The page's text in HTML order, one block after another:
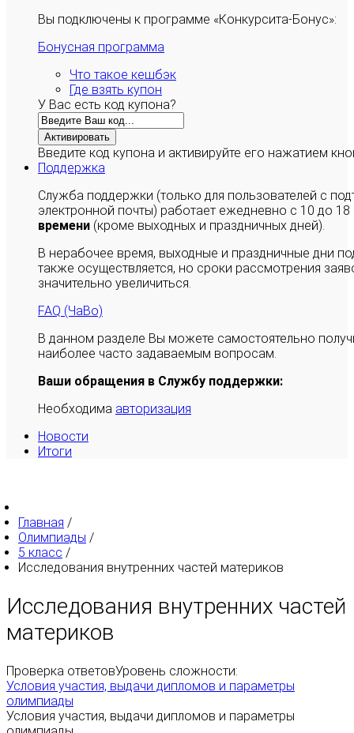
Вы подключены к программе «Конкурсита-Бонус»:
Бонусная программа
Что такое кешбэк
Где взять купон
У Вас есть код купона?
Активировать
Введите код купона и активируйте его нажатием
Поддержка
Служба поддержки (только для пользователей с
электронной почты) работает ежедневно с 10 до
времени (кроме выходных и праздничных дней).
В нерабочее время, выходные и праздничные дни
также осуществляется, но сроки рассмотрения
значительно увеличиться.
FAQ (ЧаВо)
В данном разделе Вы можете самостоятельно
наиболее часто задаваемым вопросам.
Ваши обращения в Службу поддержки:
Необходима авторизация
Новости
Итоги
Главная /
Олимпиады /
5 класс /
Исследования внутренних частей материков
Исследования внутренних частей
материков
Проверка ответовУровень сложности:
Условия участия, выдачи дипломов и параметры
олимпиады
Условия участия, выдачи дипломов и параметры